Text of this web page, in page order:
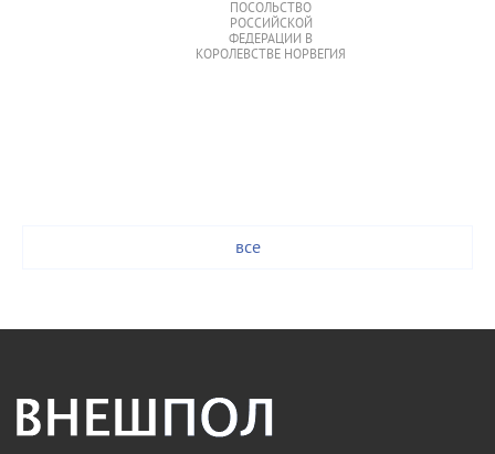
ПОСОЛЬСТВО
РОССИЙСКОЙ
ФЕДЕРАЦИИ В
КОРОЛЕВСТВЕ НОРВЕГИЯ
все